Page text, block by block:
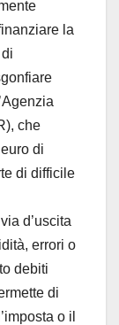
la
che
di
di difficile
d’uscita
errori o
debiti
di
o il